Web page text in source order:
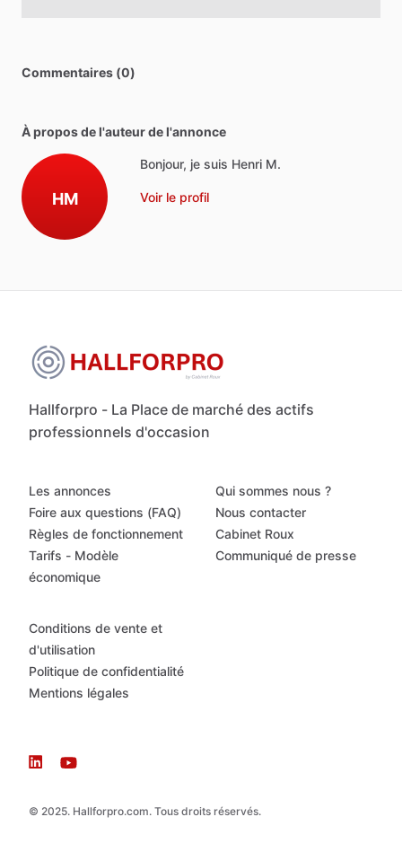
Commentaires (0)
À propos de l'auteur de l'annonce
HM
Bonjour, je suis Henri M.
Voir le profil
Hallforpro - La Place de marché des actifs
professionnels d'occasion
© 2025. Hallforpro.com. Tous droits réservés.
Les annonces
Foire aux questions (FAQ)
Règles de fonctionnement
Tarifs - Modèle
économique
Qui sommes nous ?
Nous contacter
Cabinet Roux
Communiqué de presse
Conditions de vente et
d'utilisation
Politique de confidentialité
Mentions légales